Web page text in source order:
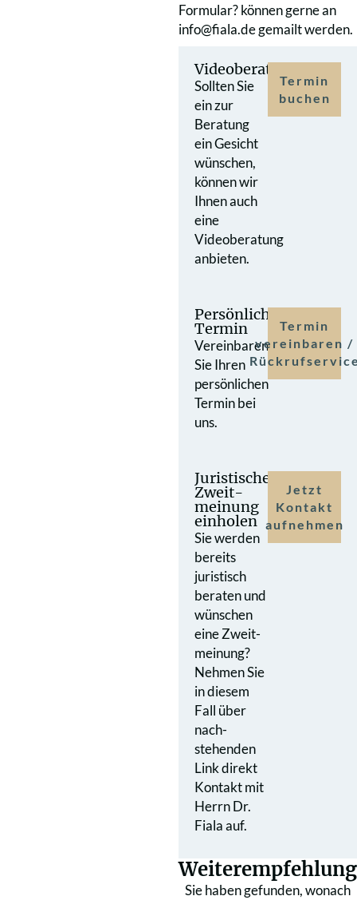
Formular? können gerne an
info@fiala.de gemailt werden.
Videoberatung
Sollten Sie
ein zur
Beratung
ein Gesicht
wünschen,
können wir
Ihnen auch
eine
Videoberatung
anbieten.
Termin
buchen
Persönlicher
Termin
Vereinbaren
Sie Ihren
persönlichen
Termin bei
uns.
Termin
vereinbaren /
Juristische
Zweit­
meinung
einholen
Sie werden
bereits
juristisch
beraten und
wünschen
eine Zweit­
meinung?
Nehmen Sie
in diesem
Fall über
nach­
stehenden
Link direkt
Kontakt mit
Herrn Dr.
Fiala auf.
Jetzt
Kontakt
aufnehmen
Weiterempfehlung
Sie haben gefunden, wonach